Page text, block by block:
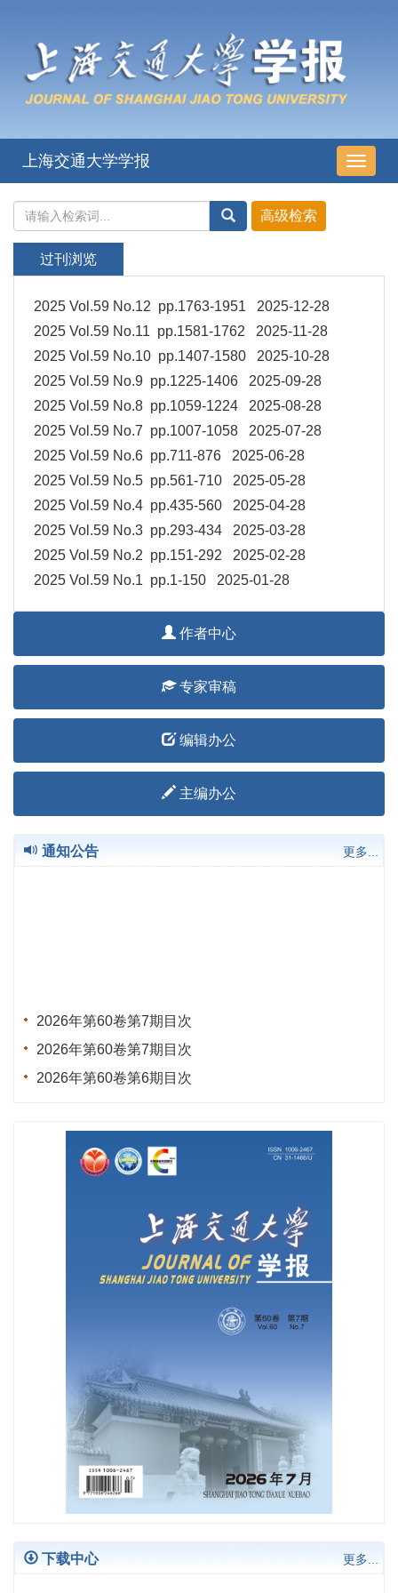
导
航
上海交通大学学报
过刊浏览
2025 Vol.59 No.12 pp.1763-1951 2025-12-28
2025 Vol.59 No.11 pp.1581-1762 2025-11-28
2025 Vol.59 No.10 pp.1407-1580 2025-10-28
2025 Vol.59 No.9 pp.1225-1406 2025-09-28
2025 Vol.59 No.8 pp.1059-1224 2025-08-28
2025 Vol.59 No.7 pp.1007-1058 2025-07-28
2025 Vol.59 No.6 pp.711-876 2025-06-28
2025 Vol.59 No.5 pp.561-710 2025-05-28
2025 Vol.59 No.4 pp.435-560 2025-04-28
2025 Vol.59 No.3 pp.293-434 2025-03-28
2025 Vol.59 No.2 pp.151-292 2025-02-28
2025 Vol.59 No.1 pp.1-150 2025-01-28
作者中心
专家审稿
编辑办公
主编办公
通知公告 更多...
2026年第60卷第7期目次
2026年第60卷第7期目次
2026年第60卷第6期目次
2026年第60卷第4期目次
2026年第60卷第3期目次
2026年第60卷第1期目次
2025年第59卷第12期目次
2025年第59卷全年目次
下载中心 更多...